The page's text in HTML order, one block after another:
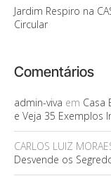
Jardim Respiro na
Circular
Comentários
admin-viva em Casa
e Veja 35 Exemplos
CARLOS LUIZ
Desvende os